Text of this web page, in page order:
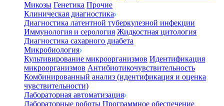
Микозы Генетика Прочие
Клиническая диагностика
Диагностика латентной туберкулезной инфекции
Иммунология и серология Жидкостная цитология
Диагностика сахарного диабета
Микробиология
Культивирование микроорганизмов Идентификация
микроорганизмов Антибиотикочувствительность
Комбинированный анализ (идентификация и оценка
чувствительности)
Лабораторная автоматизация
Лабораторные роботы Программное обеспечение